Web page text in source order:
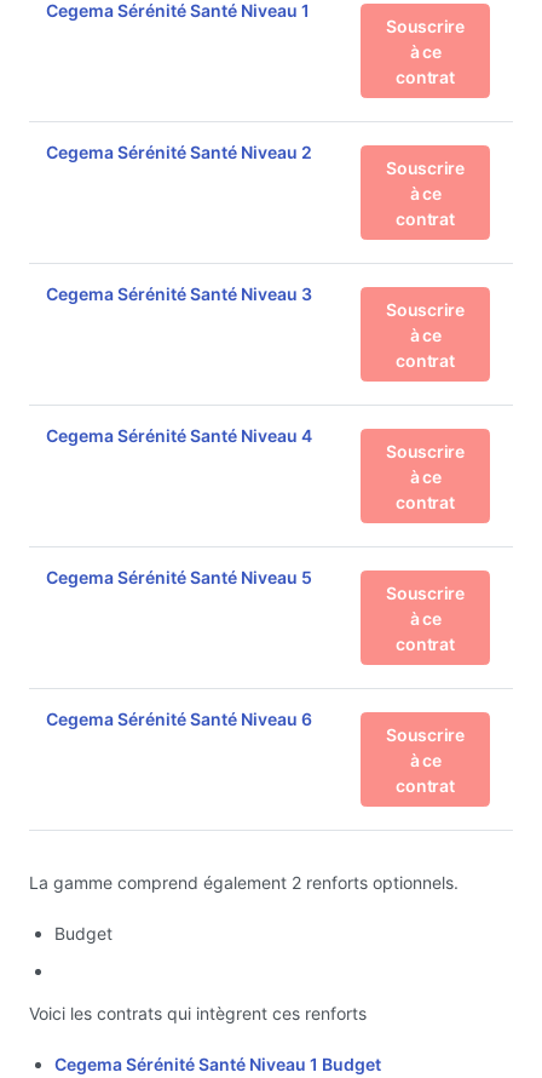
Cegema Sérénité Santé Niveau 1
Souscrire
à ce
contrat
Cegema Sérénité Santé Niveau 2
Souscrire
à ce
contrat
Cegema Sérénité Santé Niveau 3
Souscrire
à ce
contrat
Cegema Sérénité Santé Niveau 4
Souscrire
à ce
contrat
Cegema Sérénité Santé Niveau 5
Souscrire
à ce
contrat
Cegema Sérénité Santé Niveau 6
Souscrire
à ce
contrat
La gamme comprend également 2 renforts optionnels.
Budget
Voici les contrats qui intègrent ces renforts
Cegema Sérénité Santé Niveau 1 Budget